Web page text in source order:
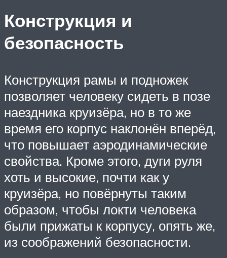
Конструкция и
безопасность
Конструкция рамы и подножек
позволяет человеку сидеть в позе
наездника круизёра, но в то же
время его корпус наклонён вперёд,
что повышает аэродинамические
свойства. Кроме этого, дуги руля
хоть и высокие, почти как у
круизёра, но повёрнуты таким
образом, чтобы локти человека
были прижаты к корпусу, опять же,
из соображений безопасности.